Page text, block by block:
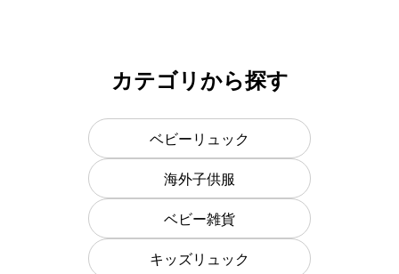
カテゴリから探す
ベビーリュック
海外子供服
ベビー雑貨
キッズリュック